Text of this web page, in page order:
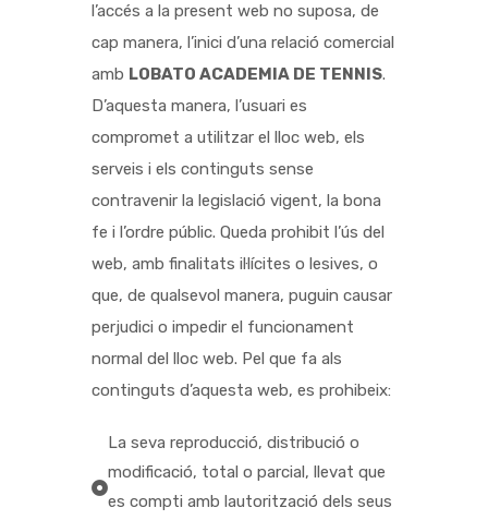
l’accés a la present web no suposa, de
cap manera, l’inici d’una relació comercial
amb LOBATO ACADEMIA DE TENNIS.
D’aquesta manera, l’usuari es
compromet a utilitzar el lloc web, els
serveis i els continguts sense
contravenir la legislació vigent, la bona
fe i l’ordre públic. Queda prohibit l’ús del
web, amb finalitats il·lícites o lesives, o
que, de qualsevol manera, puguin causar
perjudici o impedir el funcionament
normal del lloc web. Pel que fa als
continguts d’aquesta web, es prohibeix:
La seva reproducció, distribució o
modificació, total o parcial, llevat que
es compti amb lautorització dels seus